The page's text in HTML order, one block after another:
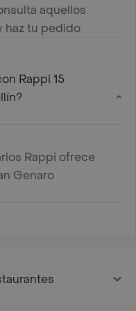
aquellos
haz tu pedido
Rappi 15
Rappi ofrece
Genaro